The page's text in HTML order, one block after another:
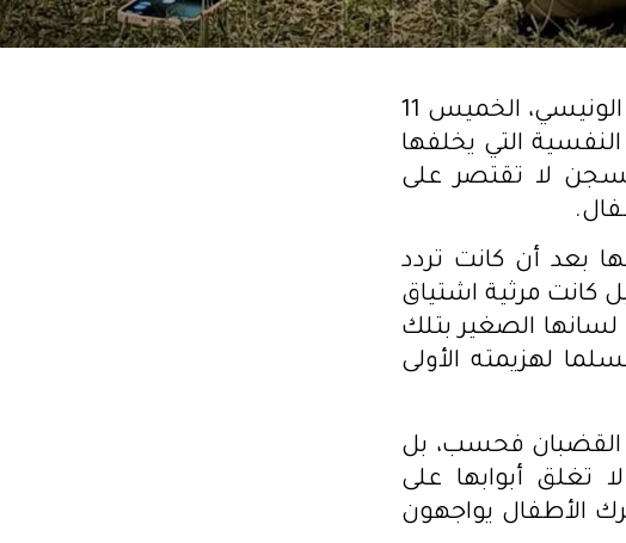
نشرت رحمة العبيدي، زوجة القيادي بحركة النهضة منذر الونيسي، الخميس 11
النفسية التي يخلفها
لا تقتصر على
بعد أن كانت تردد
كانت مرثية اشتياق
لسانها الصغير بتلك
لهزيمته الأولى
فحسب، بل
تغلق أبوابها على
الأطفال يواجهون